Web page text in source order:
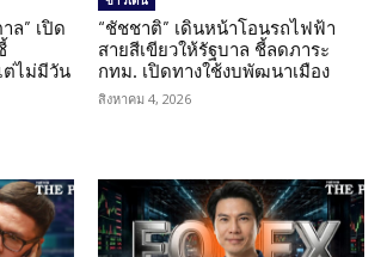
ล” เปิด
ต่ไม่มีวัน
“ชัชชาติ” เดินหน้าโอนรถไฟฟ้า
สายสีเขียวให้รัฐบาล ชี้ลดภาระ
กทม. เปิดทางใช้งบพัฒนาเมือง
สิงหาคม 4, 2026